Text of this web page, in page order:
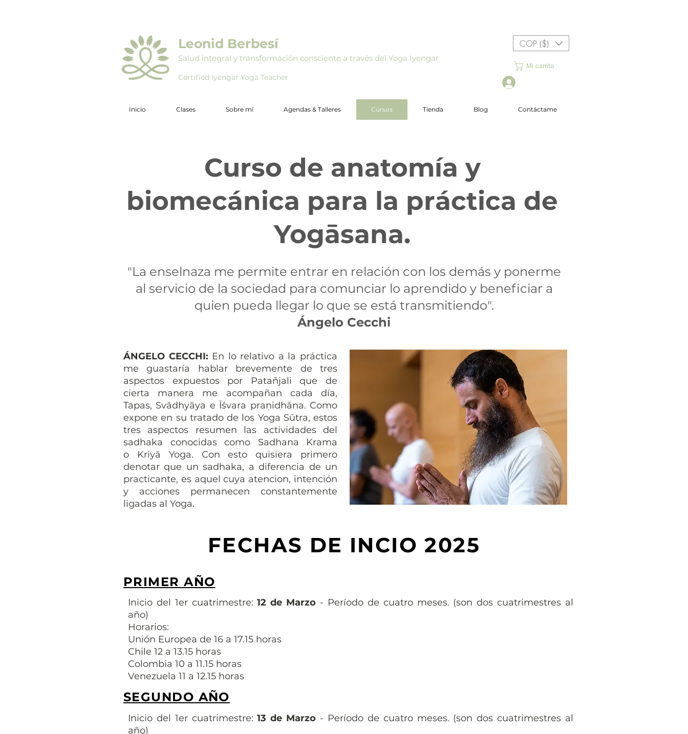
Leonid Berbesí
Certified Iyengar Yoga Teacher
Salud integral y transformación consciente a través del Yoga Iyengar
COP ($)
Mi carrito
Inicio Clases Sobre mí Agendas & Talleres Cursos Tienda Blog Contáctame
Curso de anatomía y
biomecánica para la práctica de
Yogāsana.
"La enselnaza me permite entrar en relación con los demás y ponerme
al servicio de la sociedad para comunciar lo aprendido y beneficiar a
quien pueda llegar lo que se está transmitiendo".
​Ángelo Cecchi
ÁNGELO CECCHI: En lo relativo a la práctica
me guastaría hablar brevemente de tres
aspectos expuestos por Patañjali que de
cierta manera me acompañan cada día,
Tapas, Svādhyāya e Īśvara praṇidhāna. Como
expone en su tratado de los Yoga Sūtra, estos
tres aspectos resumen las actividades del
sadhaka conocidas como Sadhana Krama
o Kriyā Yoga. Con esto quisiera primero
denotar que un sadhaka, a diferencia de un
practicante, es aquel cuya atencion, intención
y acciones permanecen constantemente
ligadas al Yoga.
FECHAS DE INCIO 2025
PRIMER AÑO
Inicio del 1er cuatrimestre:12 de Marzo - Período de cuatro meses. (son dos cuatrimestres al
año)
Horarios:
Unión Europea de 16 a 17.15 horas
Chile 12 a 13.15 horas
Colombia 10 a 11.15 horas
Venezuela 11 a 12.15 horas
SEGUNDO AÑO
Inicio del 1er cuatrimestre:13 de Marzo - Período de cuatro meses. (son dos cuatrimestres al
año)